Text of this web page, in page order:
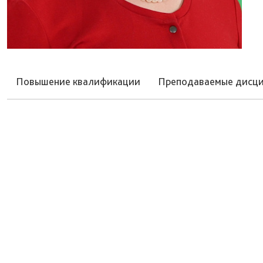
Повышение квалификации Преподаваемые